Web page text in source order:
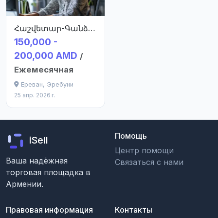
Հաշվետար-Գանձապահ
150,000 -
200,000 AMD /
Ежемесячная
Ереван, Эребуни
25 апр. 2026 г.
iSell
Ваша надёжная
торговая площадка в
Армении.
Помощь
Центр помощи
Связаться с нами
Правовая информация Контакты